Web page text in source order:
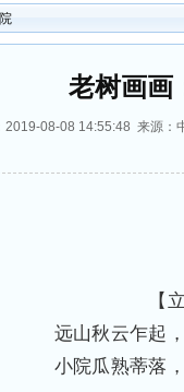
老树画画
2019-08-08 14:55:48 来源：
【
远山秋云乍起
小院瓜熟蒂落